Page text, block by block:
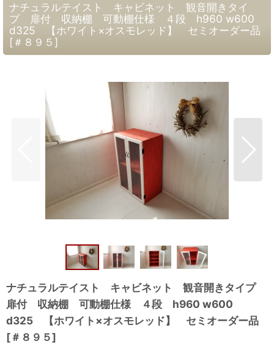
ナチュラルテイスト キャビネット 観音開きタイ
プ 扉付 収納棚 可動棚仕様 ４段 h960 w600
d325 【ホワイト×オスモレッド】 セミオーダー品
[＃８９５]
ナチュラルテイスト キャビネット 観音開きタイプ
扉付 収納棚 可動棚仕様 ４段 h960 w600
d325 【ホワイト×オスモレッド】 セミオーダー品
[＃８９５]